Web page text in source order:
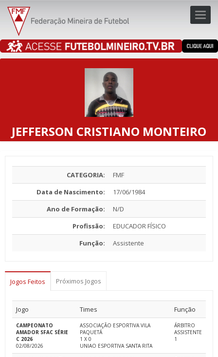
JEFFERSON CRISTIANO MONTEIRO
CATEGORIA:
FMF
Data de Nascimento:
17/06/1984
Ano de Formação:
N/D
Profissão:
EDUCADOR FÍSICO
Função:
Assistente
Jogos Feitos Próximos Jogos
Jogo Times Função
CAMPEONATO
AMADOR SFAC SÉRIE
C 2026
02/08/2026
ASSOCIAÇÃO ESPORTIVA VILA
PAQUETÁ
1 X 0
UNIAO ESPORTIVA SANTA RITA
ÁRBITRO
ASSISTENTE
1